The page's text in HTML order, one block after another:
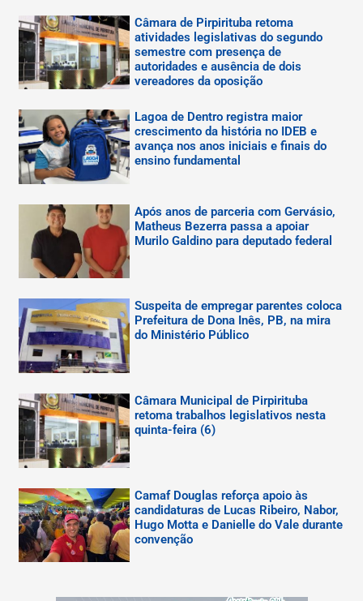
Câmara de Pirpirituba retoma
atividades legislativas do segundo
semestre com presença de
autoridades e ausência de dois
vereadores da oposição
Lagoa de Dentro registra maior
crescimento da história no IDEB e
avança nos anos iniciais e finais do
ensino fundamental
Após anos de parceria com Gervásio,
Matheus Bezerra passa a apoiar
Murilo Galdino para deputado federal
Suspeita de empregar parentes coloca
Prefeitura de Dona Inês, PB, na mira
do Ministério Público
Câmara Municipal de Pirpirituba
retoma trabalhos legislativos nesta
quinta-feira (6)
Camaf Douglas reforça apoio às
candidaturas de Lucas Ribeiro, Nabor,
Hugo Motta e Danielle do Vale durante
convenção